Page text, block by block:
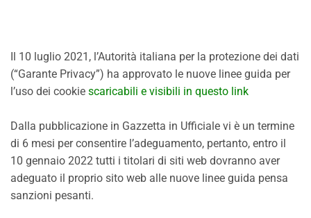
Il 10 luglio 2021, l’Autorità italiana per la protezione dei dati
(“Garante Privacy”) ha approvato le nuove linee guida per
l’uso dei cookie scaricabili e visibili in questo link
Dalla pubblicazione in Gazzetta in Ufficiale vi è un termine
di 6 mesi per consentire l’adeguamento, pertanto, entro il
10 gennaio 2022 tutti i titolari di siti web dovranno aver
adeguato il proprio sito web alle nuove linee guida pensa
sanzioni pesanti.